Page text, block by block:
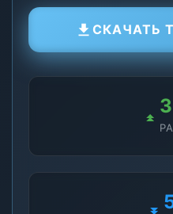
СКАЧАТЬ